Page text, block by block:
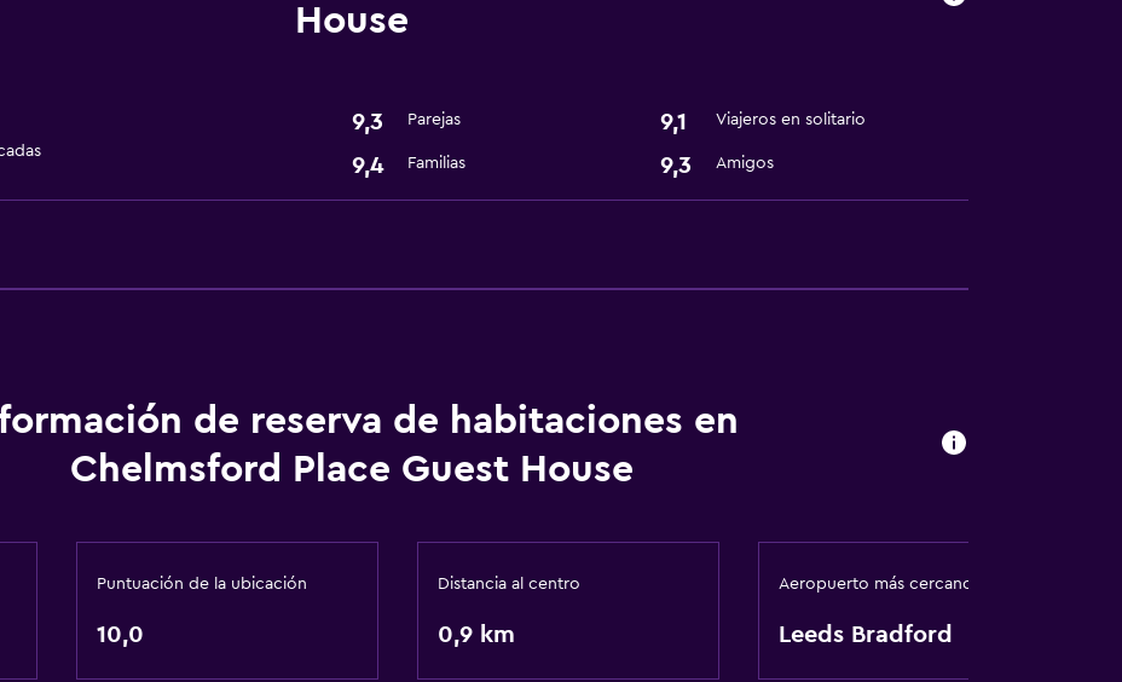
House
9,3 Parejas 9,1 Viajeros en solitario
9,4 Familias 9,3 Amigos
de reserva de habitaciones en
Chelmsford Place Guest House
Puntuación de la ubicación
10,0
Distancia al centro
0,9 km
Aeropuerto más cercano
Leeds Bradford